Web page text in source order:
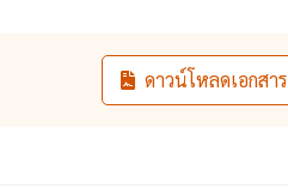
ดาวน์โหลดเอกสาร